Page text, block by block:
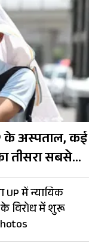
के अस्पताल, कई
तीसरा सबसे
में न्यायिक
के विरोध में शुरू